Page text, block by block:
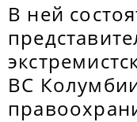
В ней
ВС